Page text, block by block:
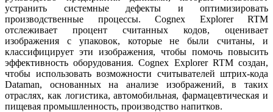
устранить системные дефекты и оптимизировать
производственные процессы. Cognex Explorer RTM
отслеживает процент считанных кодов, оценивает
изображения с упаковок, которые не были считаны, и
классифицирует эти изображения, чтобы помочь повысить
эффективность оборудования. Cognex Explorer RTM создан,
чтобы использовать возможности считывателей штрих-кода
Dataman, основанных на анализе изображений, в таких
отраслях, как логистика, автомобильная, фармацевтическая и
пищевая промышленность, производство напитков.